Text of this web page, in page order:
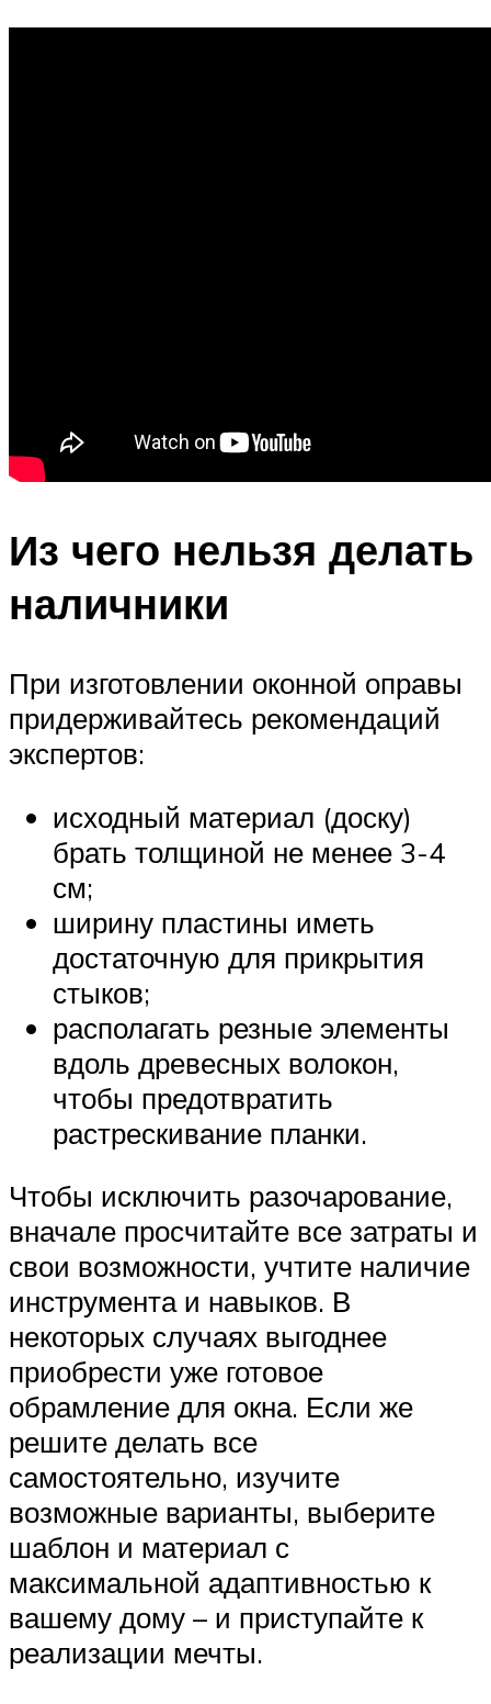
Из чего нельзя делать
наличники
При изготовлении оконной оправы
придерживайтесь рекомендаций
экспертов:
исходный материал (доску)
брать толщиной не менее 3-4
см;
ширину пластины иметь
достаточную для прикрытия
стыков;
располагать резные элементы
вдоль древесных волокон,
чтобы предотвратить
растрескивание планки.
Чтобы исключить разочарование,
вначале просчитайте все затраты и
свои возможности, учтите наличие
инструмента и навыков. В
некоторых случаях выгоднее
приобрести уже готовое
обрамление для окна. Если же
решите делать все
самостоятельно, изучите
возможные варианты, выберите
шаблон и материал с
максимальной адаптивностью к
вашему дому – и приступайте к
реализации мечты.